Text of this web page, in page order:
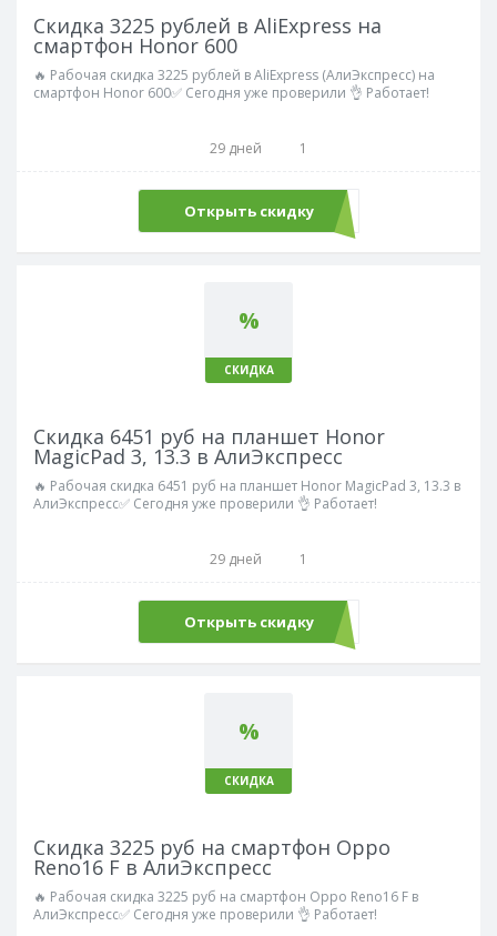
Скидка 3225 рублей в AliExpress на
смартфон Honor 600
🔥 Рабочая скидка 3225 рублей в AliExpress (АлиЭкспресс) на
смартфон Honor 600✅ Сегодня уже проверили 👌 Работает!
29 дней 1
Открыть скидку
%
СКИДКА
Скидка 6451 руб на планшет Honor
MagicPad 3, 13.3 в АлиЭкспресс
🔥 Рабочая скидка 6451 руб на планшет Honor MagicPad 3, 13.3 в
АлиЭкспресс✅ Сегодня уже проверили 👌 Работает!
29 дней 1
Открыть скидку
%
СКИДКА
Скидка 3225 руб на смартфон Oppo
Reno16 F в АлиЭкспресс
🔥 Рабочая скидка 3225 руб на смартфон Oppo Reno16 F в
АлиЭкспресс✅ Сегодня уже проверили 👌 Работает!